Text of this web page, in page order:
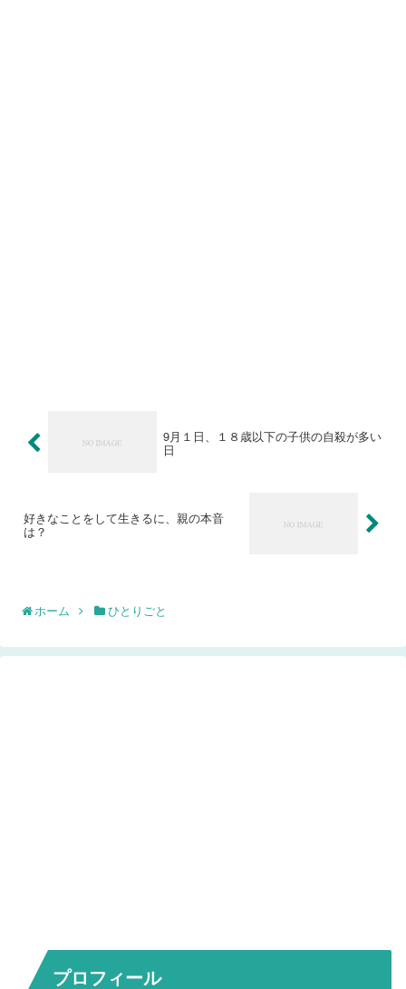
9月１日、１８歳以下の子供の自殺が多い
日
好きなことをして生きるに、親の本音
は？
ホーム ひとりごと
プロフィール